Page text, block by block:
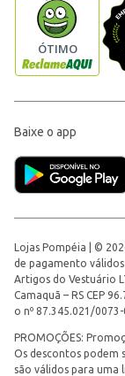
Baixe o app
Lojas Pompéia | ©
de pagamento
Artigos do Vestuário
Camaquã – RS CEP
o nº 87.345.021/0073-
PROMOÇÕES:
Os descontos podem
são válidos para uma